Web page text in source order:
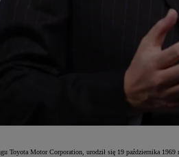
Motor Corporation, urodził się 19 października